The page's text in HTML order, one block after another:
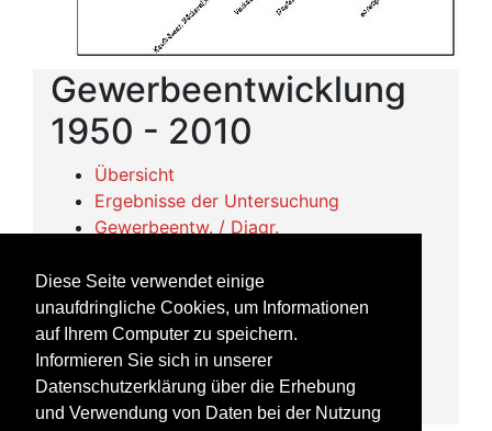
Diese Seite verwendet einige
unaufdringliche Cookies, um Informationen
auf Ihrem Computer zu speichern.
Informieren Sie sich in unserer
Datenschutzerklärung über die Erhebung
und Verwendung von Daten bei der Nutzung
Gewerbeentwicklung
1950 - 2010
Übersicht
Ergebnisse der Untersuchung
Gewerbeentw. / Diagr.
Handw./Ind. / Diagr.
Handel/Dienstl. 1 / Diagr.
Handel/Dienstl. 2 / Diagr.
Vortrag/Pressebericht
Gewerbebetriebe in der Gemeinde
Ruppichteroth 1940 und 1950